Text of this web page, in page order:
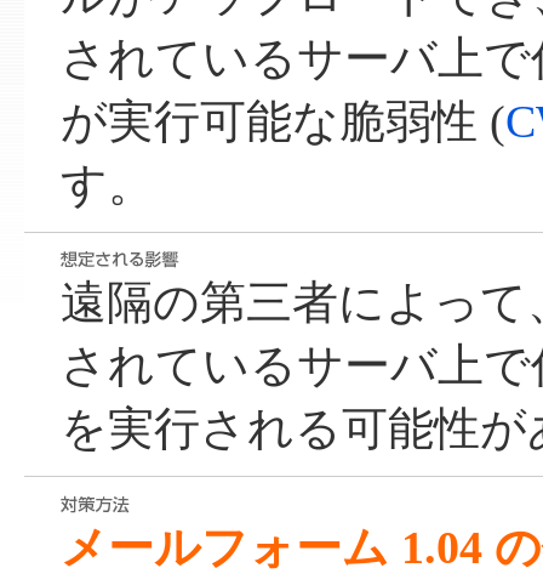
されているサーバ上で
が実行可能な脆弱性 (
す。
遠隔の第三者によっ
されているサーバ上で
を実行される可能性
メールフォーム 1.04